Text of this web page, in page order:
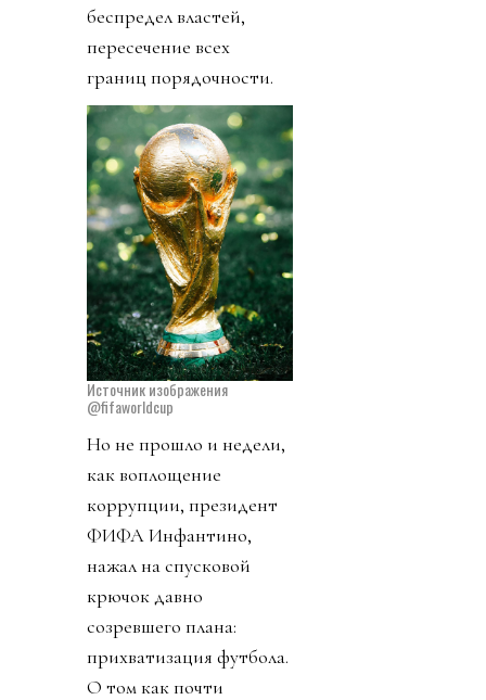
беспредел властей,
пересечение всех
границ порядочности.
Источник изображения
@fifaworldcup
Но не прошло и недели,
как воплощение
коррупции, президент
ФИФА Инфантино,
нажал на спусковой
крючок давно
созревшего плана:
прихватизация футбола.
О том как почти